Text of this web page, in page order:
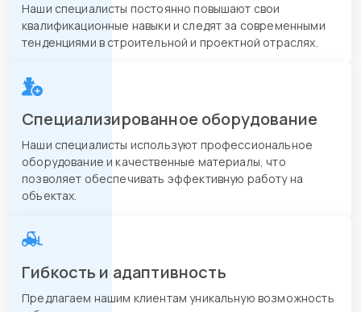
Наши специалисты постоянно повышают свои
квалификационные навыки и следят за современными
тенденциями в строительной и проектной отраслях.
Специализированное оборудование
Наши специалисты используют профессиональное
оборудование и качественные материалы, что
позволяет обеспечивать эффективную работу на
объектах.
Гибкость и адаптивность
Предлагаем нашим клиентам уникальную возможность